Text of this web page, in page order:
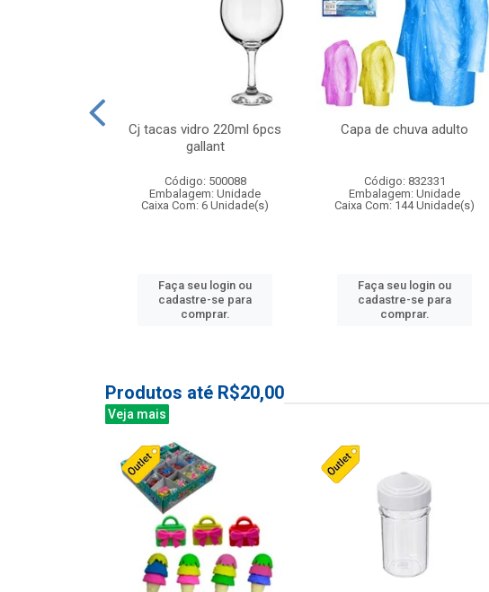
Cj tacas vidro 220ml 6pcs
gallant
Código: 500088
Embalagem: Unidade
Caixa Com: 6 Unidade(s)
Faça seu login ou
cadastre-se para
comprar.
Capa de chuva adulto
Código: 832331
Embalagem: Unidade
Caixa Com: 144 Unidade(s)
Faça seu login ou
cadastre-se para
comprar.
Produtos até R$20,00
Veja mais